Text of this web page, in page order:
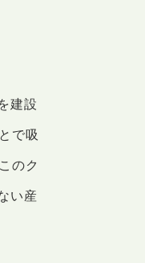
建設
で吸
のク
い産